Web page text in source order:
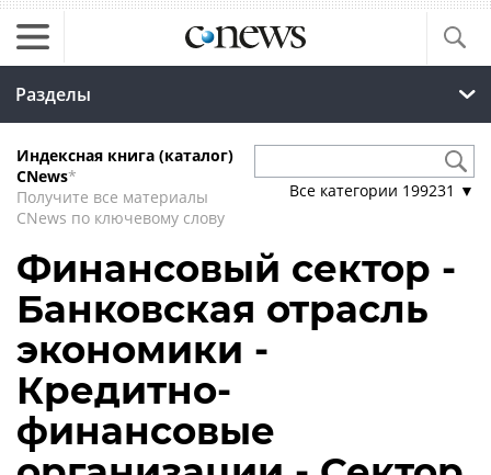
Разделы
Индексная книга (каталог)
CNews*
Получите все материалы
CNews по ключевому слову
Все категории 199231 ▼
Финансовый сектор -
Банковская отрасль
экономики -
Кредитно-
финансовые